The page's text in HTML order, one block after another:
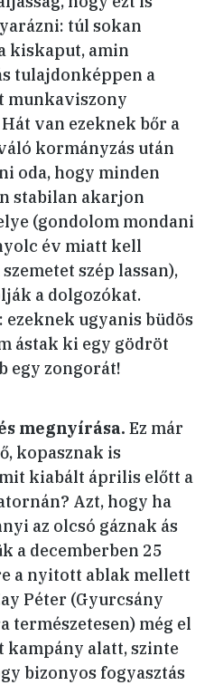
túl sokan
kiskaput, amin
tulajdonképpen a
munkaviszony
van ezeknek bőr a
kormányzás után
oda, hogy minden
stabilan akarjon
(gondolom mondani
év miatt kell
szép lassan),
a dolgozókat.
ezeknek ugyanis büdös
ástak ki egy gödröt
egy zongorát!
megnyírása. Ez már
kopasznak is
kiabált április előtt a
Azt, hogy ha
az olcsó gáznak ás
a decemberben 25
a nyitott ablak mellett
Péter (Gyurcsány
természetesen) még el
kampány alatt, szinte
bizonyos fogyasztás